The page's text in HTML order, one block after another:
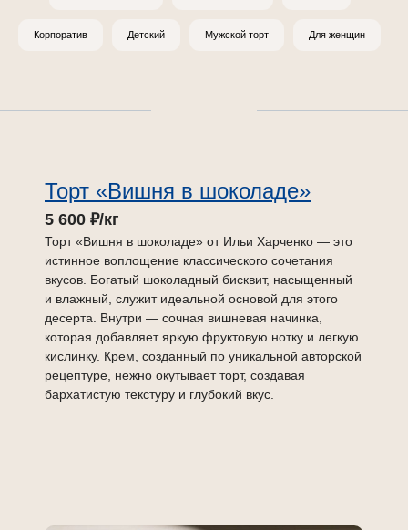
Корпоратив Детский Мужской торт Для женщин
Торт «Вишня в шоколаде»
5 600 ₽/кг
Торт «Вишня в шоколаде» от Ильи Харченко — это
истинное воплощение классического сочетания
вкусов. Богатый шоколадный бисквит, насыщенный
и влажный, служит идеальной основой для этого
десерта. Внутри — сочная вишневая начинка,
которая добавляет яркую фруктовую нотку и легкую
кислинку. Крем, созданный по уникальной авторской
рецептуре, нежно окутывает торт, создавая
бархатистую текстуру и глубокий вкус.